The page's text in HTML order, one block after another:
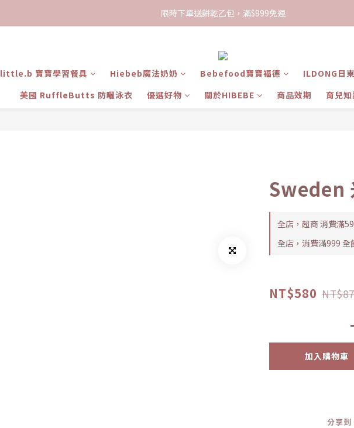
限時下單送餅乾乙包，滿$999免運
限時下單送餅乾乙包，滿$999免運
限時下單送餅乾乙包，滿$999免運
little.b 寶寶學習餐具 Hiebeb魔法奶奶 Bebefood寶寶福德
ILDONG日
美國 RuffleButts 防曬泳衣
優選好物 關於HIBEBE 商品效期 育兒知
Sweden
全店，超商 消費滿
全店，消費滿999 全
NT$580
加入購物車
分享到